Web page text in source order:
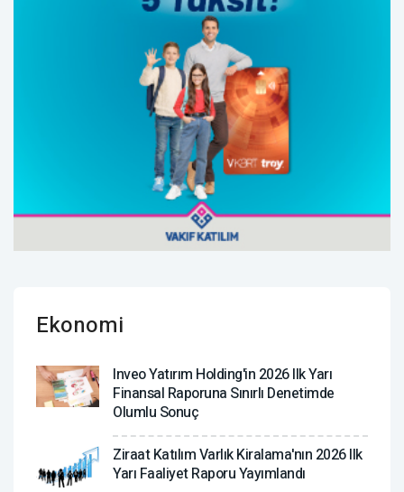
Ekonomi
Inveo Yatırım Holding'in 2026 Ilk Yarı
Finansal Raporuna Sınırlı Denetimde
Olumlu Sonuç
Ziraat Katılım Varlık Kiralama'nın 2026 Ilk
Yarı Faaliyet Raporu Yayımlandı